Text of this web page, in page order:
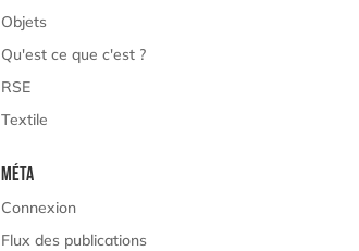
Objets
Qu'est ce que c'est ?
RSE
Textile
Méta
Connexion
Flux des publications